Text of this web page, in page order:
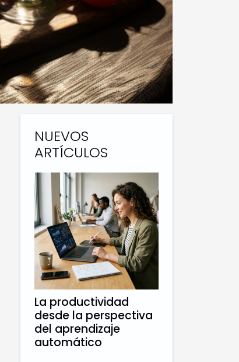
NUEVOS
ARTÍCULOS
La productividad
desde la perspectiva
del aprendizaje
automático